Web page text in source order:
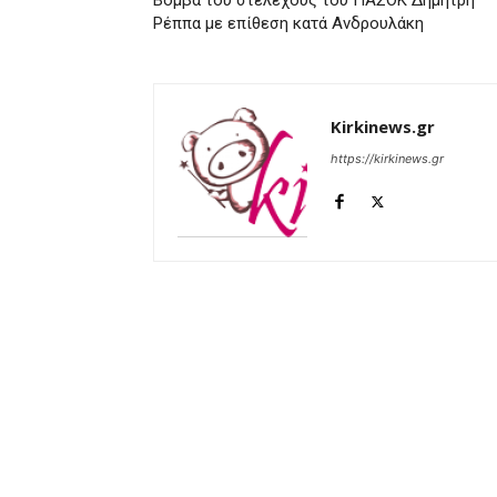
Ρέππα με επίθεση κατά Ανδρουλάκη
Kirkinews.gr
https://kirkinews.gr